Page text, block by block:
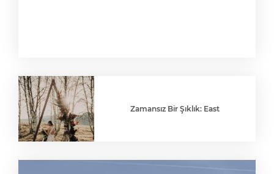
Zamansız Bir Şıklık: East